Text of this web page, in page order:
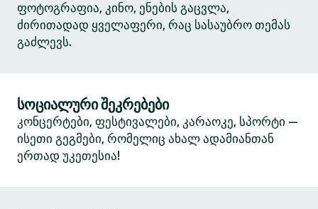
ფოტოგრაფია, კინო, ენების გაცვლა,
ძირითადად ყველაფერი, რაც სასაუბრო თემას
გაძლევს.
სოციალური შეკრებები
კონცერტები, ფესტივალები, კარაოკე, სპორტი —
ისეთი გეგმები, რომელიც ახალ ადამიანთან
ერთად უკეთესია!